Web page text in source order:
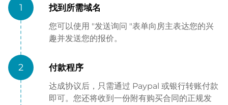
1 找到所需域名
您可以使用 "发送询问 "表单向房主表达您的兴
趣并发送您的报价。
2 付款程序
达成协议后，只需通过 Paypal 或银行转账付款
即可。您还将收到一份附有购买合同的正规发